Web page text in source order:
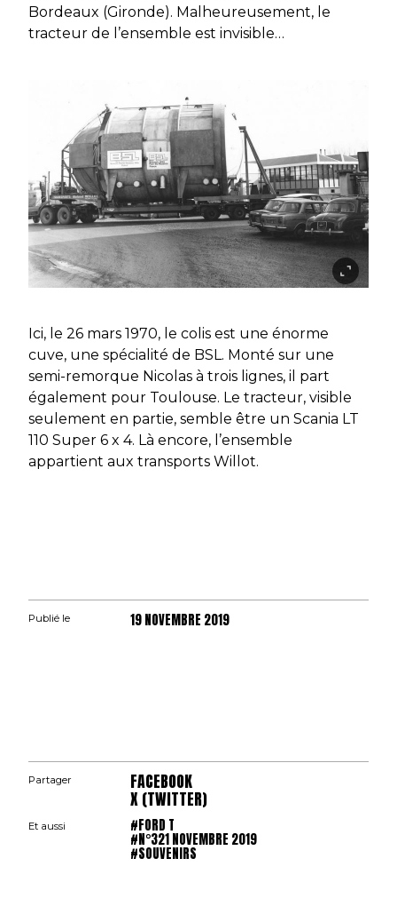
Bordeaux (Gironde). Malheureusement, le
tracteur de l’ensemble est invisible…
Ici, le 26 mars 1970, le colis est une énorme
cuve, une spécialité de BSL. Monté sur une
semi-remorque Nicolas à trois lignes, il part
également pour Toulouse. Le tracteur, visible
seulement en partie, semble être un Scania LT
110 Super 6 x 4. Là encore, l’ensemble
appartient aux transports Willot.
Publié le 19 NOVEMBRE 2019
Partager FACEBOOK
X (TWITTER)
Et aussi #FORD T
#N°321 NOVEMBRE 2019
#SOUVENIRS